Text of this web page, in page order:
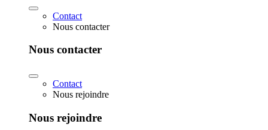
Contact
Nous contacter
Nous contacter
Contact
Nous rejoindre
Nous rejoindre